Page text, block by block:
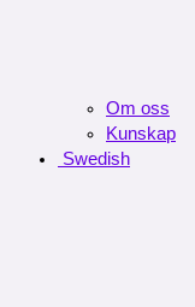
Om oss
Kunskap
Swedish